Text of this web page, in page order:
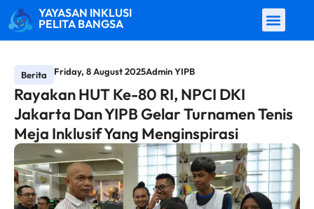
YAYASAN INKLUSI
PELITA BANGSA
Berita Friday, 8 August 2025Admin YIPB
Rayakan HUT Ke-80 RI, NPCI DKI
Jakarta Dan YIPB Gelar Turnamen Tenis
Meja Inklusif Yang Menginspirasi